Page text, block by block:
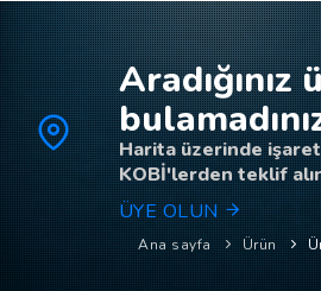
FIRMALAR
ÜRÜNLER
NASIL ÇALIŞIR?
YARDIM
Aradığınız
Harita üzerinde
KOBİ'lerden teklif
ÜYE OLUN
Ana sayfa Ürün